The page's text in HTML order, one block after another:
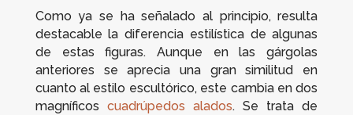
Como ya se ha señalado al principio, resulta
destacable la diferencia estilística de algunas
de estas figuras. Aunque en las gárgolas
anteriores se aprecia una gran similitud en
cuanto al estilo escultórico, este cambia en dos
magníficos cuadrúpedos alados. Se trata de